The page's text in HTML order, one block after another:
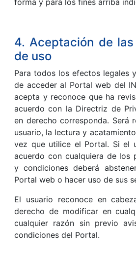
forma y para los fines arriba
4. Aceptación de
de uso
Para todos los efectos legales
de acceder al Portal web del
acepta y reconoce que ha
acuerdo con la Directriz de
en derecho corresponda. Será
usuario, la lectura y
vez que utilice el Portal. Si el
acuerdo con cualquiera de los
y condiciones deberá
Portal web o hacer uso de sus
El usuario reconoce en
derecho de modificar en
cualquier razón sin previo
condiciones del Portal.